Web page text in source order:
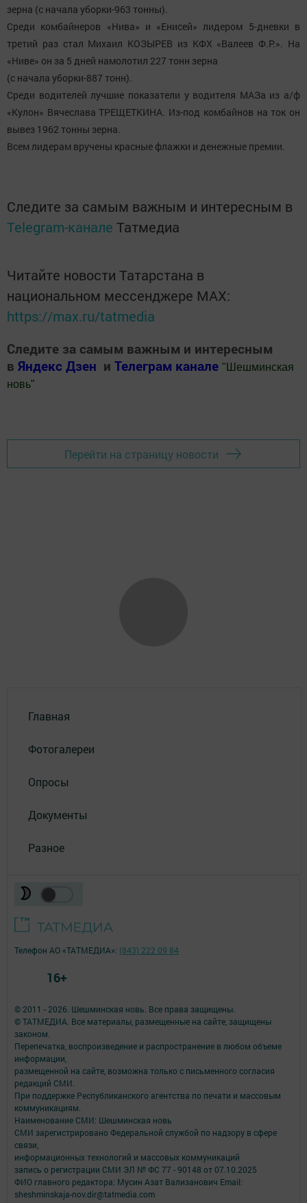
зерна (с начала уборки-963 тонны).
Среди комбайнеров «Нива» и «Енисей» лидером 5-дневки в
третий раз стал Михаил КОЗЫРЕВ из КФХ «Валеев Ф.Р.». На
«Ниве» он за 5 дней намолотил 227 тонн зерна
(с начала уборки-887 тонн).
Среди водителей лучшие показатели у водителя МАЗа из а/ф
«Кулон» Вячеслава ТРЕЩЕТКИНА. Из-под комбайнов на ток он
вывез 1962 тонны зерна.
Всем лидерам вручены красные флажки и денежные премии.
Следите за самым важным и интересным в
Telegram-канале Татмедиа
Читайте новости Татарстана в
национальном мессенджере MАХ:
https://max.ru/tatmedia
Следите за самым важным и интересным
в Яндекс Дзен и Телеграм канале " Шешминская
новь"
Перейти на страницу новости
Главная
Фотогалереи
Опросы
Документы
Разное
© 2011 - 2026. Шешминская новь. Все права защищены.
© ТАТМЕДИА. Все материалы, размещенные на сайте, защищены
законом.
Перепечатка, воспроизведение и распространение в любом объеме
информации,
размещенной на сайте, возможна только с письменного согласия
редакций СМИ.
При поддержке Республиканского агентства по печати и массовым
коммуникациям.
Наименование СМИ: Шешминская новь
СМИ зарегистрировано Федеральной службой по надзору в сфере
связи,
информационных технологий и массовых коммуникаций
запись о регистрации СМИ ЭЛ № ФС 77 - 90148 от 07.10.2025
ФИО главного редактора: Мусин Азат Вализанович Email:
sheshminskaja-nov.dir@tatmedia.com
Телефон АО «ТАТМЕДИА»: (843) 222 09 84
16+